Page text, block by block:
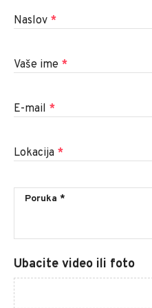
Naslov *
Vaše ime *
E-mail *
Lokacija *
Ubacite video ili foto